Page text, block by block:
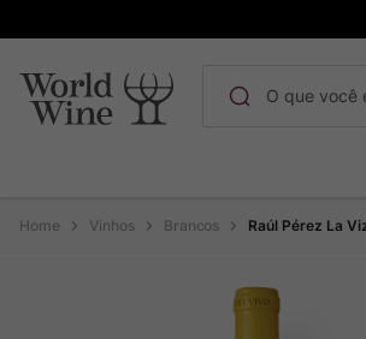
Vinhos Brancos Raúl Pérez La
1º Maçanita